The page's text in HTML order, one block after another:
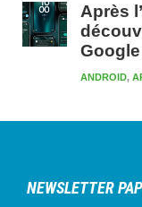
Après
Google
ANDROID,
NEWSLETTER